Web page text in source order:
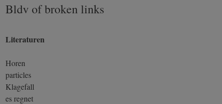
Bldv of broken links
Literaturen
Horen
particles
Klagefall
es regnet